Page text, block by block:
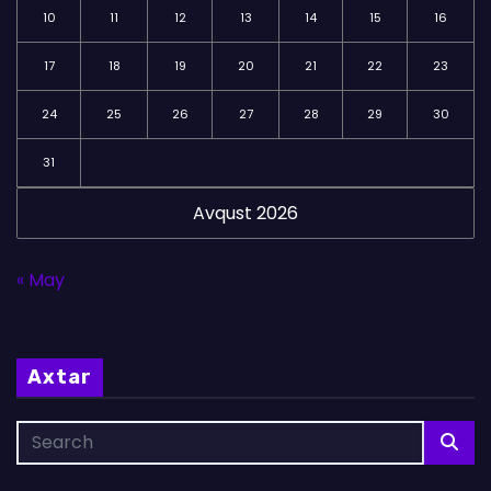
Avqust 2026
10 11 12 13 14 15 16
17 18 19 20 21 22 23
24 25 26 27 28 29 30
31
« May
Axtar